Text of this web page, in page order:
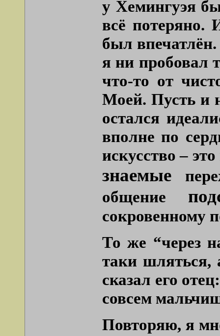
у Хемингуэя
всё потеряно.
был
я ни пробовал
что-то от
Моей. Пусть и
остался
вполне по
искусство –
знаемые
общение
сокровенному
То же “через
таки шляться,
сказал его
совсем
Повторяю, я